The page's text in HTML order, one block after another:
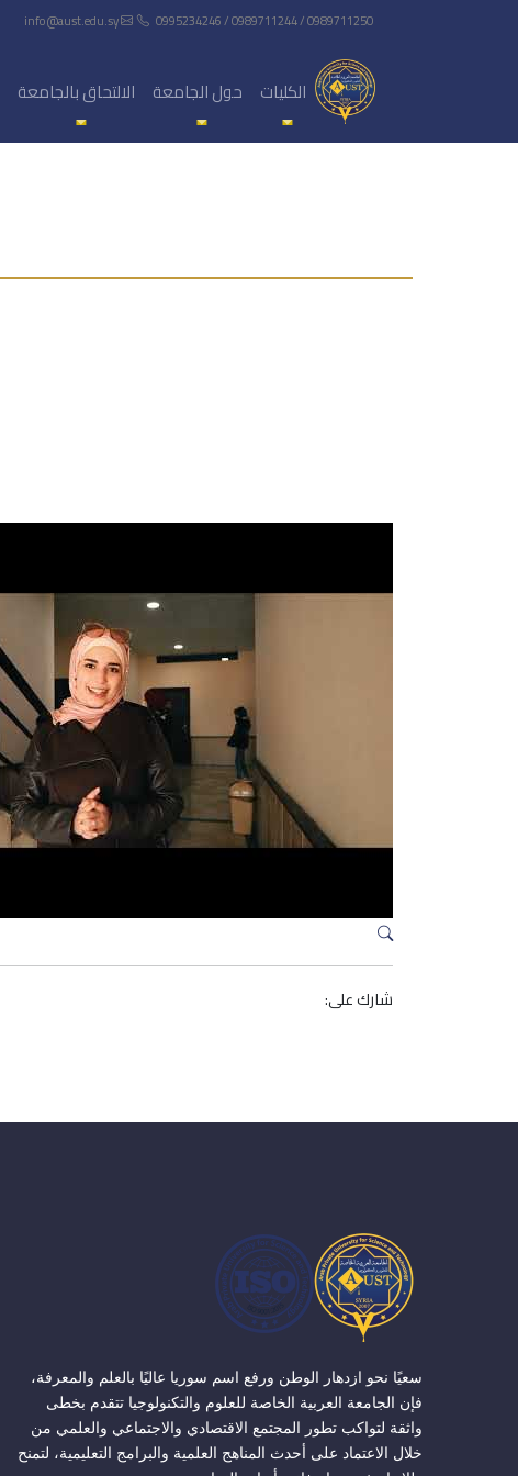
0995234246 / 0989711244 / 0989711250
الكليات حول الجامعة الالتحاق بالجامعة
شارك على:
سعيًا نحو ازدهار الوطن ورفع اسم سوريا عاليًا بالعلم والمعرفة،
فإن الجامعة العربية الخاصة للعلوم والتكنولوجيا تتقدم بخطى
واثقة لتواكب تطور المجتمع الاقتصادي والاجتماعي والعلمي من
خلال الاعتماد على أحدث المناهج العلمية والبرامج التعليمية، لتمنح